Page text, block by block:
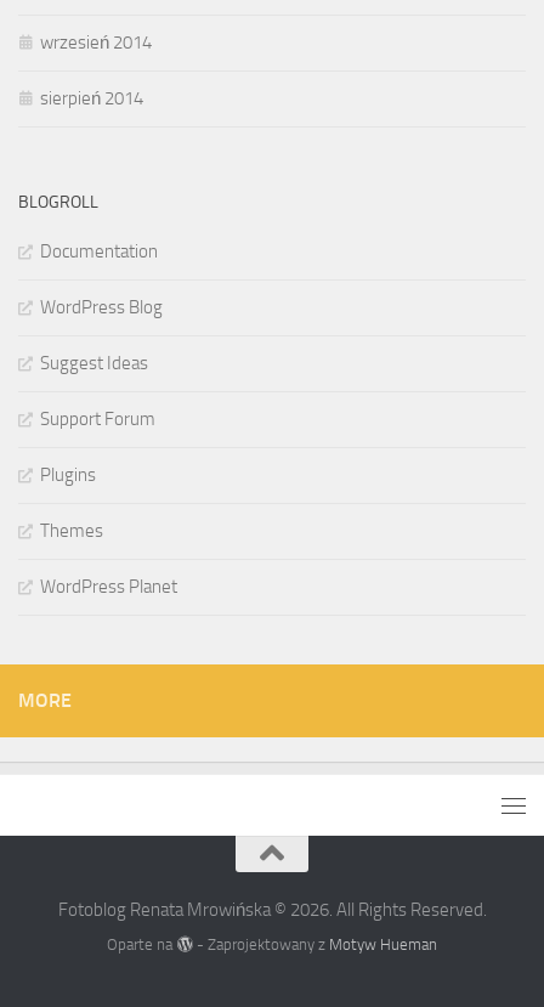
wrzesień 2014
sierpień 2014
BLOGROLL
Documentation
WordPress Blog
Suggest Ideas
Support Forum
Plugins
Themes
WordPress Planet
MORE
Fotoblog Renata Mrowińska © 2026. All Rights Reserved.
Oparte na - Zaprojektowany z Motyw Hueman